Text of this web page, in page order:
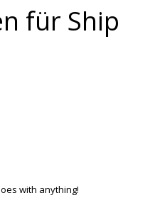
für Ship
with anything!